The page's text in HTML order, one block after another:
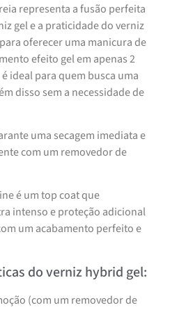
representa a fusão perfeita
gel e a praticidade do verniz
oferecer uma manicura de
efeito gel em apenas 2
ideal para quem busca uma
disso sem a necessidade de
uma secagem imediata e
com um removedor de
é um top coat que
intenso e proteção adicional
um acabamento perfeito e
do verniz hybrid gel:
(com um removedor de